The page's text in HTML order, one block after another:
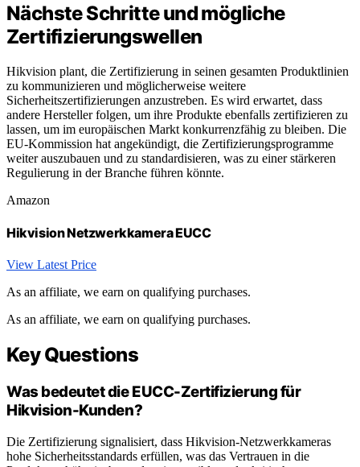
Nächste Schritte und mögliche
Zertifizierungswellen
Hikvision plant, die Zertifizierung in seinen gesamten Produktlinien
zu kommunizieren und möglicherweise weitere
Sicherheitszertifizierungen anzustreben. Es wird erwartet, dass
andere Hersteller folgen, um ihre Produkte ebenfalls zertifizieren zu
lassen, um im europäischen Markt konkurrenzfähig zu bleiben. Die
EU-Kommission hat angekündigt, die Zertifizierungsprogramme
weiter auszubauen und zu standardisieren, was zu einer stärkeren
Regulierung in der Branche führen könnte.
Amazon
Hikvision Netzwerkkamera EUCC
View Latest Price
As an affiliate, we earn on qualifying purchases.
As an affiliate, we earn on qualifying purchases.
Key Questions
Was bedeutet die EUCC-Zertifizierung für
Hikvision-Kunden?
Die Zertifizierung signalisiert, dass Hikvision-Netzwerkkameras
hohe Sicherheitsstandards erfüllen, was das Vertrauen in die